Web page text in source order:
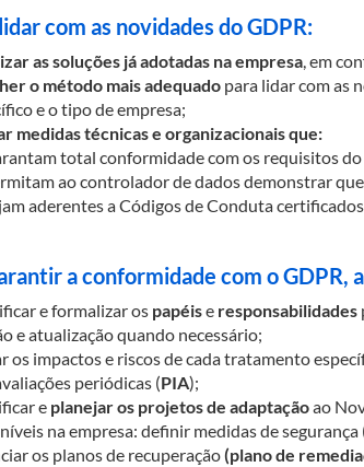
com as novidades do GDPR:
as soluções já adotadas na empresa, em
o método mais adequado para lidar com as
e o tipo de empresa;
medidas técnicas e organizacionais que:
total conformidade com os requisitos do
ao controlador de dados demonstrar
aderentes a Códigos de Conduta
a conformidade com o GDPR,
e formalizar os papéise responsabilidades
e atualização quando necessário;
os impactos e riscos de cada tratamento
periódicas (PIA);
e planejar os projetos de adaptaçãoao
na empresa: definir medidas de
os planos de recuperação(plano de